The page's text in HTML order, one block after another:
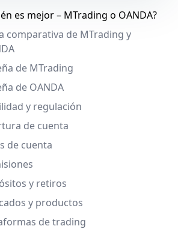
es mejor – MTrading o OANDA?
comparativa de MTrading y
de MTrading
de OANDA
y regulación
de cuenta
de cuenta
y retiros
y productos
de trading